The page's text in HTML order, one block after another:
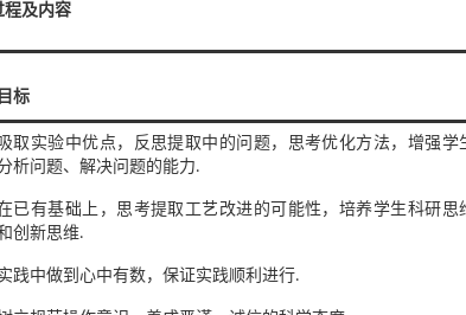
程及内容
目标
取实验中优点，反思提取中的问题，思考优化方法，增强学
析问题、解决问题的能力.
已有基础上，思考提取工艺改进的可能性，培养学生科研思
创新思维.
践中做到心中有数，保证实践顺利进行.